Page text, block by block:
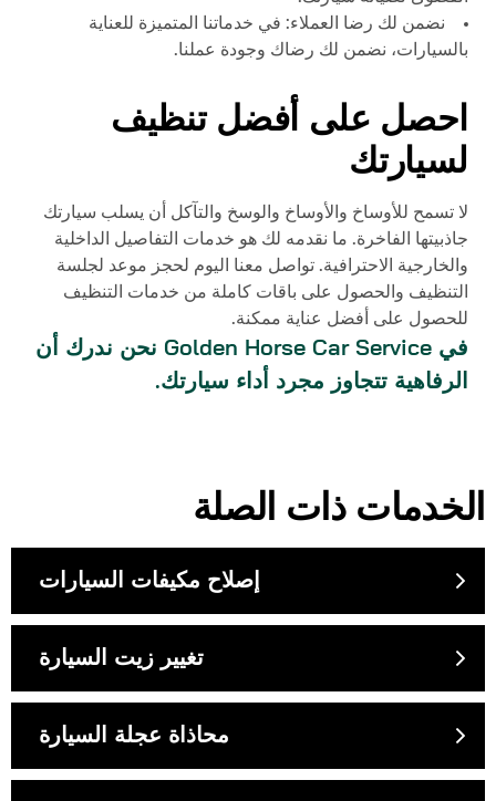
نضمن لك رضا العملاء: في خدماتنا المتميزة للعناية
بالسيارات، نضمن لك رضاك وجودة عملنا.
احصل على أفضل تنظيف
لسيارتك
لا تسمح للأوساخ والأوساخ والوسخ والتآكل أن يسلب سيارتك
جاذبيتها الفاخرة. ما نقدمه لك هو خدمات التفاصيل الداخلية
والخارجية الاحترافية. تواصل معنا اليوم لحجز موعد لجلسة
التنظيف والحصول على باقات كاملة من خدمات التنظيف
للحصول على أفضل عناية ممكنة.
في Golden Horse Car Service نحن ندرك أن
الرفاهية تتجاوز مجرد أداء سيارتك.
الخدمات ذات الصلة
إصلاح مكيفات السيارات
تغيير زيت السيارة
محاذاة عجلة السيارة